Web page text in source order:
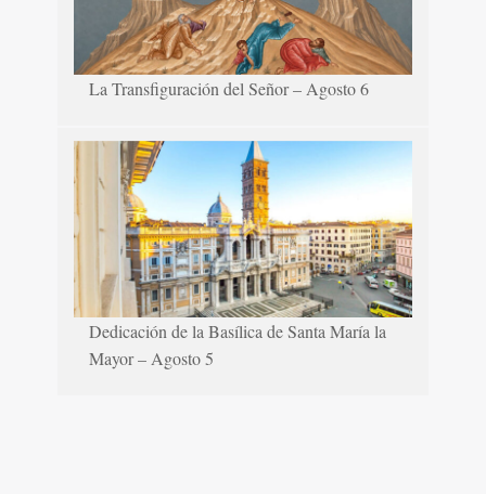
La Transfiguración del Señor – Agosto 6
Dedicación de la Basílica de Santa María la
Mayor – Agosto 5